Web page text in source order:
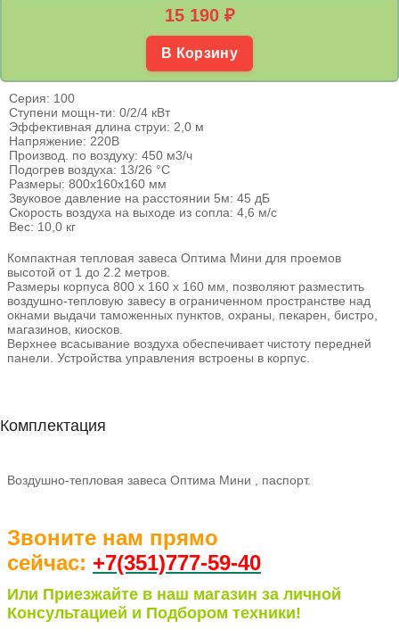
15 190 ₽
В Корзину
Серия: 100
Ступени мощн-ти: 0/2/4 кВт
Эффективная длина струи: 2,0 м
Напряжение: 220В
Производ. по воздуху: 450 м3/ч
Подогрев воздуха: 13/26 °С
Размеры: 800х160х160 мм
Звуковое давление на расстоянии 5м: 45 дБ
Скорость воздуха на выходе из сопла: 4,6 м/с
Вес: 10,0 кг
Компактная тепловая завеса Оптима Мини для проемов
высотой от 1 до 2.2 метров.
Размеры корпуса 800 x 160 x 160 мм, позволяют разместить
воздушно-тепловую завесу в ограниченном пространстве над
окнами выдачи таможенных пунктов, охраны, пекарен, бистро,
магазинов, киосков.
Верхнее всасывание воздуха обеспечивает чистоту передней
панели. Устройства управления встроены в корпус.
Комплектация
Воздушно-тепловая завеса Оптима Мини , паспорт.
Звоните нам прямо
сейчас: +7(351)777-59-40
Или Приезжайте в наш магазин за личной
Консультацией и Подбором техники!